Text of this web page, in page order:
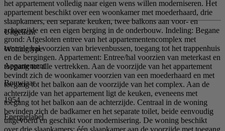
het appartement volledig naar eigen wens willen moderniseren. Het
appartement beschikt over een woonkamer met moederhaard, drie
slaapkamers, een separate keuken, twee balkons aan voor- en
achterzijde en een eigen berging in de onderbouw. Indeling: Begane
grond: Afgesloten entree van het appartementencomplex met
centrale hal voorzien van brievenbussen, toegang tot het trappenhuis
en de bergingen. Appartement: Entree/hal voorzien van meterkast en
toegang tot alle vertrekken. Aan de voorzijde van het appartement
bevindt zich de woonkamer voorzien van een moederhaard en met
toegang tot het balkon aan de voorzijde van het complex. Aan de
achterzijde van het appartement ligt de keuken, eveneens met
toegang tot het balkon aan de achterzijde. Centraal in de woning
bevinden zich de badkamer en het separate toilet, beide eenvoudig
uitgevoerd en geschikt voor modernisering. De woning beschikt
over drie slaapkamers: één slaapkamer aan de voorzijde met toegang
Uitgelicht
Woningtype
Appartement
Bouwjaar
1954
Energielabel